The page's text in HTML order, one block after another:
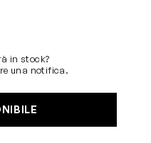
in stock?
una notifica.